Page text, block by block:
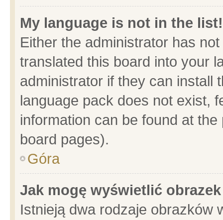
My language is not in the list!
Either the administrator has
translated this board into your
administrator if they can install
language pack does not exist,
information can be found at
board pages).
Góra
Jak mogę wyświetlić
Istnieją dwa rodzaje obrazków